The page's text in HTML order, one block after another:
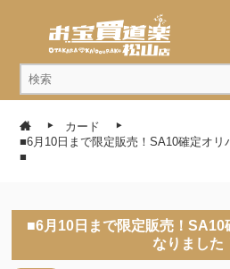
カード
■6月10日まで限定販売！SA10確定オリ
■
■6月10日まで限定販売！SA10
なりました